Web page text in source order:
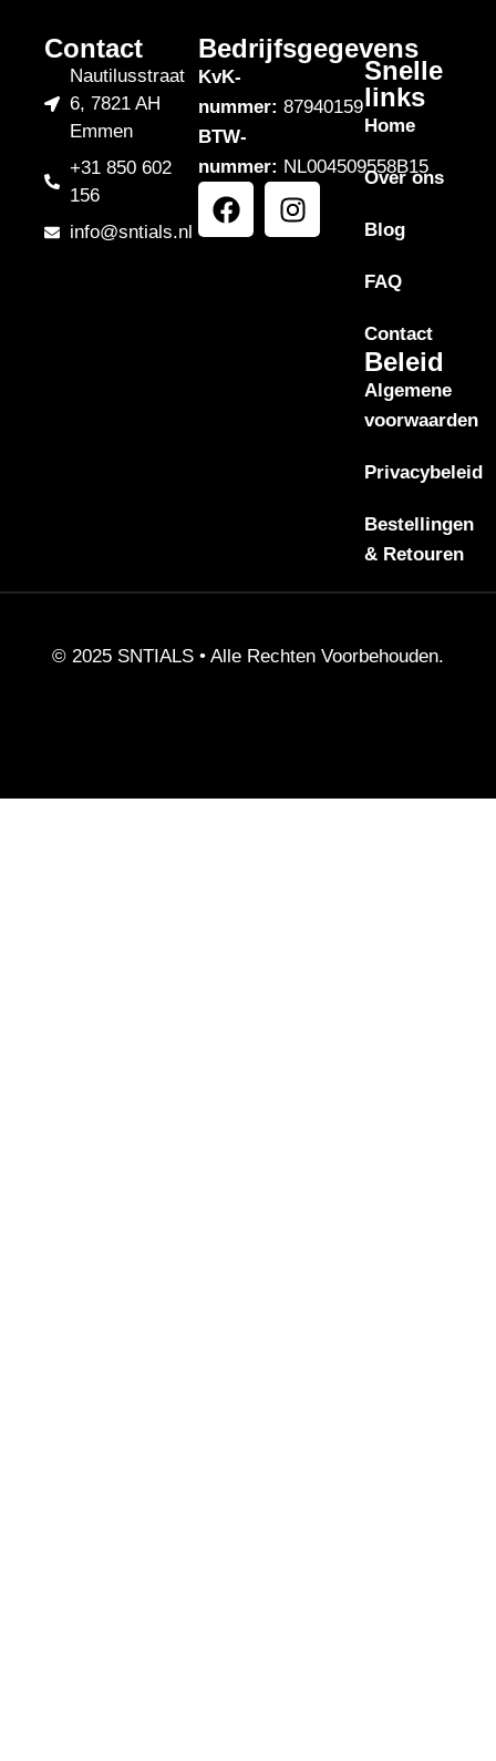
Contact
Nautilusstraat
6, 7821 AH
Emmen
+31 850 602
156
info@sntials.nl
Bedrijfsgegevens
KvK-
nummer: 87940159
BTW-
nummer: NL004509558B15
Snelle
links
Home
Over ons
Blog
FAQ
Contact
Beleid
Algemene
voorwaarden
Privacybeleid
Bestellingen
& Retouren
© 2025 SNTIALS • Alle Rechten Voorbehouden.